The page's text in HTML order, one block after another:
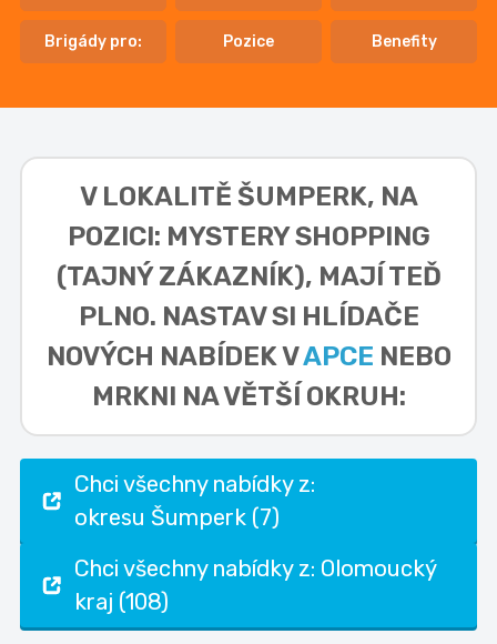
Brigády pro: Pozice Benefity
V LOKALITĚ ŠUMPERK, NA
POZICI: MYSTERY SHOPPING
(TAJNÝ ZÁKAZNÍK), MAJÍ TEĎ
PLNO. NASTAV SI HLÍDAČE
NOVÝCH NABÍDEK VAPCE NEBO
MRKNI NA VĚTŠÍ OKRUH:
Chci všechny nabídky z:
okresu Šumperk (7)
Chci všechny nabídky z: Olomoucký
kraj (108)